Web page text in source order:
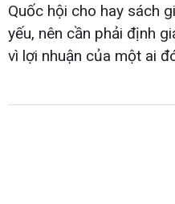
Quốc hội cho hay sách
yếu, nên cần phải định
vì lợi nhuận của một ai